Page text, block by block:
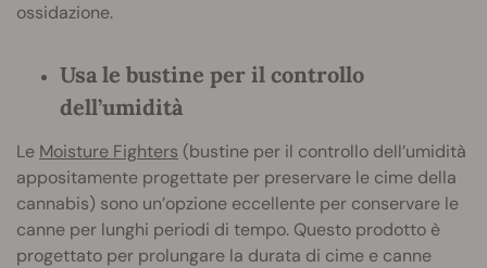
ossidazione.
Usa le bustine per il controllo
dell’umidità
Le Moisture Fighters (bustine per il controllo dell’umidità
appositamente progettate per preservare le cime della
cannabis) sono un’opzione eccellente per conservare le
canne per lunghi periodi di tempo. Questo prodotto è
progettato per prolungare la durata di cime e canne